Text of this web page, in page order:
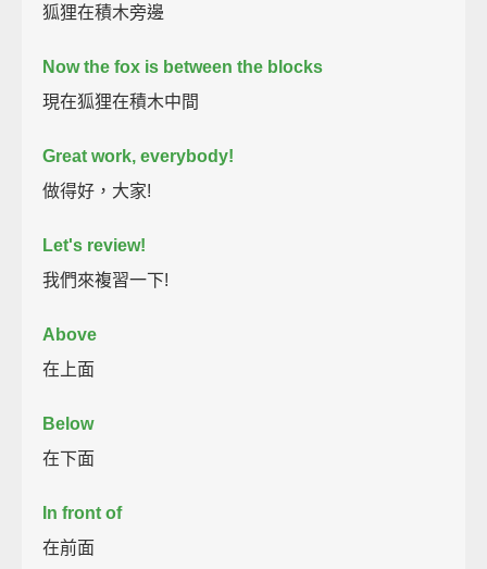
狐狸在積木旁邊
Now the fox is between the blocks
現在狐狸在積木中間
Great work, everybody!
做得好，大家!
Let's review!
我們來複習一下!
Above
在上面
Below
在下面
In front of
在前面